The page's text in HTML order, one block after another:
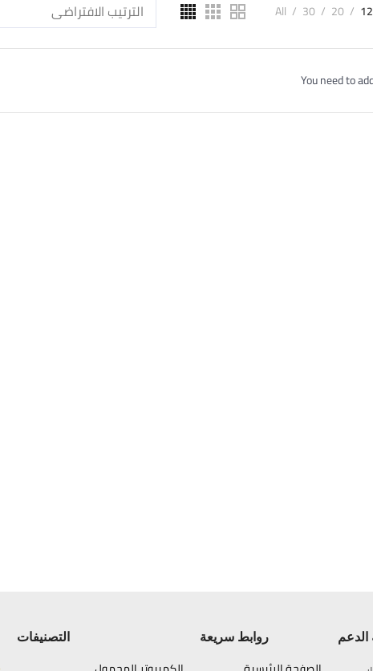
12
20
30
All
You need to
روابط سريعة التصنيفات